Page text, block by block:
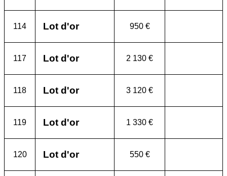
114 Lot d'or 950 €
117 Lot d'or 2 130 €
118 Lot d'or 3 120 €
119 Lot d'or 1 330 €
120 Lot d'or 550 €